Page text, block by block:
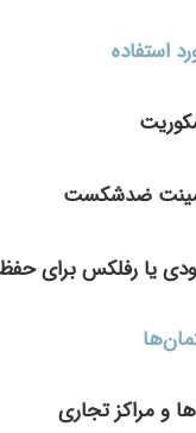
استفاده
ضدشکست
یا رفلکس برای
و مراکز تجاری